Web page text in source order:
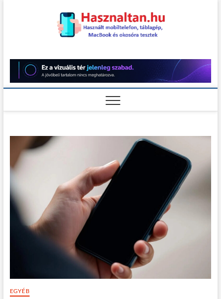
Használt
teszt
TÁBLAGÉP, MACBOOK ÉS
OKOSÓRA TESZTEK
EGYÉB